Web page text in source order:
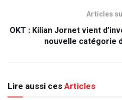
Articles
OKT : Kilian Jornet vient
nouvelle catégorie
Lire aussi cesArticles